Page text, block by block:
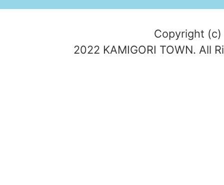
Copyright (c)
2022 KAMIGORI TOWN. All